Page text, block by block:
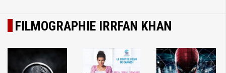
FILMOGRAPHIE IRRFAN KHAN